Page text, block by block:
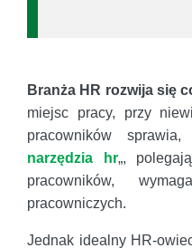
Branża HR rozwija się
miejsc pracy, przy
pracowników
narzędzia hr„,
pracowników,
pracowniczych.
Jednak idealny HR-